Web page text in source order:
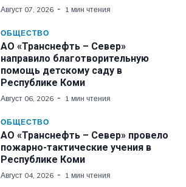
Август 07, 2026 1 мин чтения
ОБЩЕСТВО
АО «Транснефть – Север»
направило благотворительную
помощь детскому саду в
Республике Коми
Август 06, 2026 1 мин чтения
ОБЩЕСТВО
АО «Транснефть – Север» провело
пожарно-тактические учения в
Республике Коми
Август 04, 2026 1 мин чтения